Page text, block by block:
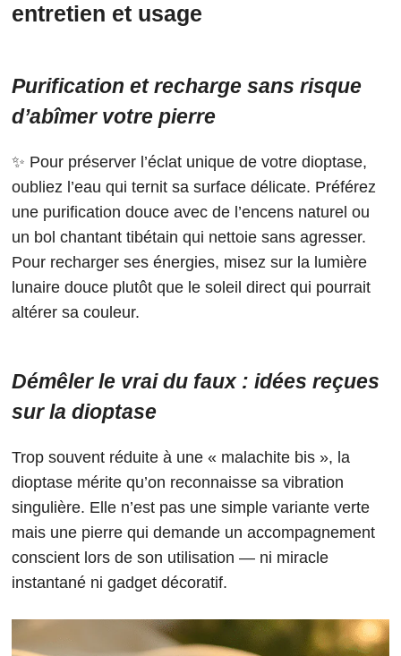
entretien et usage
Purification et recharge sans risque
d’abîmer votre pierre
✨ Pour préserver l’éclat unique de votre dioptase,
oubliez l’eau qui ternit sa surface délicate. Préférez
une purification douce avec de l’encens naturel ou
un bol chantant tibétain qui nettoie sans agresser.
Pour recharger ses énergies, misez sur la lumière
lunaire douce plutôt que le soleil direct qui pourrait
altérer sa couleur.
Démêler le vrai du faux : idées reçues
sur la dioptase
Trop souvent réduite à une « malachite bis », la
dioptase mérite qu’on reconnaisse sa vibration
singulière. Elle n’est pas une simple variante verte
mais une pierre qui demande un accompagnement
conscient lors de son utilisation — ni miracle
instantané ni gadget décoratif.